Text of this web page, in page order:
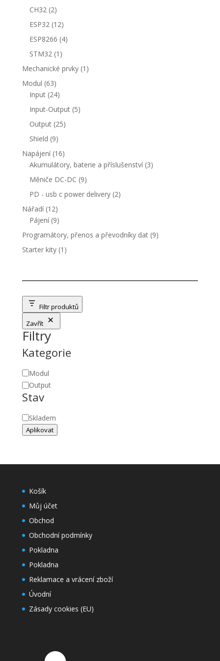
CH32 22
produkty
ESP32 1212
produktů
ESP8266 44
STM32 1 1
produkt
Mechanické prvky 1 1
Modul 6363
produktů
Input 2424
produktů
Input-Output 55
Output 2525
Shield 99
produktů
Napájení 1616
produktů
Akumulátory, baterie a příslušenství 33
Měniče DC-DC 99
produktů
PD - usb c power delivery 22
Nářadí 1212
produktů
Pájení 99
produktů
Programátory, přenos a převodníky dat 99
Starter kity 1 1
Filtr produktů
Zavřít
Filtry
Kategorie
Kategorie
Modul
Output
Stav
StavSkladem
Aplikovat
Košík
Můj účet
Obchod
Obchodní podmínky
Pokladna
Pokladna
Reklamace a vrácení zboží
Úvodní
Zásady cookies (EU)